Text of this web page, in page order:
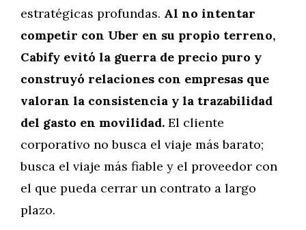
estratégicas profundas. Al no intentar
competir con Uber en su propio terreno,
Cabify evitó la guerra de precio puro y
construyó relaciones con empresas que
valoran la consistencia y la trazabilidad
del gasto en movilidad. El cliente
corporativo no busca el viaje más barato;
busca el viaje más fiable y el proveedor con
el que pueda cerrar un contrato a largo
plazo.